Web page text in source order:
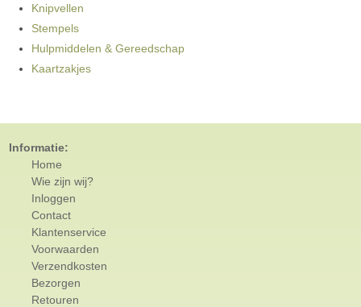
Knipvellen
Stempels
Hulpmiddelen & Gereedschap
Kaartzakjes
Informatie:
Home
Wie zijn wij?
Inloggen
Contact
Klantenservice
Voorwaarden
Verzendkosten
Bezorgen
Retouren